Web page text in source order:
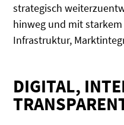
strategisch
hinweg und mit
Infrastruktur,
DIGITAL,